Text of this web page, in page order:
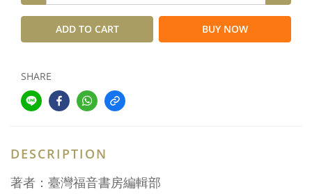
ADD TO CART BUY NOW
SHARE
DESCRIPTION
著者：臺灣福音書房編輯部